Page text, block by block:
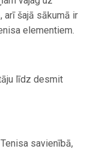
arī šajā sākumā ir
elementiem.
līdz desmit
savienībā,